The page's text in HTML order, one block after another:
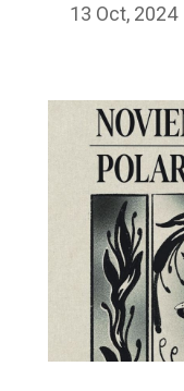
13 Oct, 2024